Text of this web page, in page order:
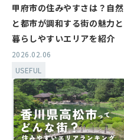
甲府市の住みやすさは？自然
と都市が調和する街の魅力と
暮らしやすいエリアを紹介
2026.02.06
USEFUL